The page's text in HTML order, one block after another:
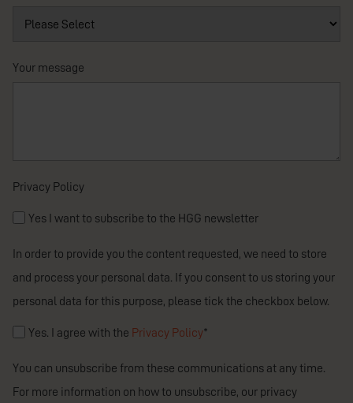
Your message
Privacy Policy
Yes I want to subscribe to the HGG newsletter
In order to provide you the content requested, we need to store
and process your personal data. If you consent to us storing your
personal data for this purpose, please tick the checkbox below.
Yes. I agree with the Privacy Policy*
You can unsubscribe from these communications at any time.
For more information on how to unsubscribe, our privacy